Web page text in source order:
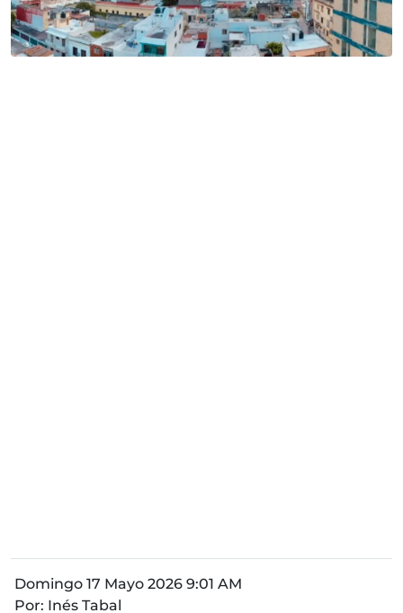
Domingo 17 Mayo 2026 9:01 AM
Por: Inés Tabal